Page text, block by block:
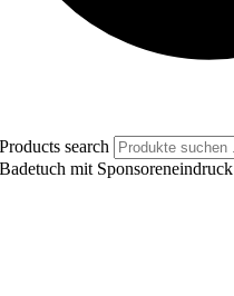
Products search
Badetuch mit Sponsoreneindruck